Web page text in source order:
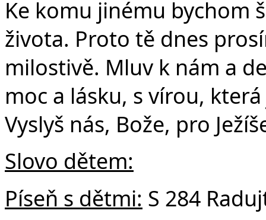
Ke komu jinému bychom
života. Proto tě dnes
milostivě. Mluv k nám a
moc a lásku, s vírou,
Vyslyš nás, Bože, pro
Slovo dětem:
Píseň s dětmi: S 284